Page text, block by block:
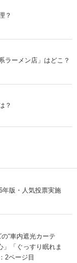
？
ラーメン店」はどこ？
？
年版・人気投票実施
“車内遮光カーテ
「ぐっすり眠れま
2ページ目